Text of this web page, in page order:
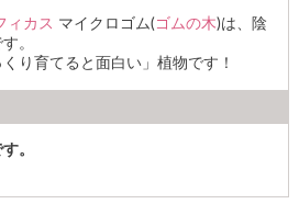
ィカス マイクロゴム( ゴムの木)は、陰
。
り育てると面白い」植物です！
。